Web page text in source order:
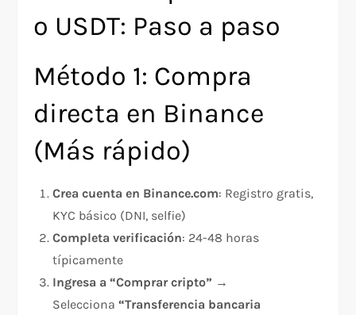
o USDT: Paso a paso
Método 1: Compra
directa en Binance
(Más rápido)
Crea cuenta en Binance.com: Registro gratis,
KYC básico (DNI, selfie)
Completa verificación: 24-48 horas
típicamente
Ingresa a “Comprar cripto” →
Selecciona“Transferencia bancaria